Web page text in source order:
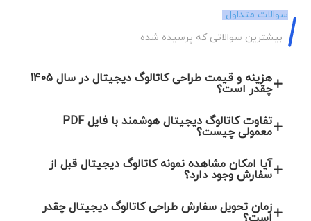
سوالات متداول
بیشترین سوالاتی که پرسیده شده
هزینه و قیمت طراحی کاتالوگ دیجیتال در سال 1405
چقدر است؟
تفاوت کاتالوگ دیجیتال هوشمند با فایل PDF
معمولی چیست؟
آیا امکان مشاهده نمونه کاتالوگ دیجیتال قبل از
سفارش وجود دارد؟
زمان تحویل سفارش طراحی کاتالوگ دیجیتال چقدر